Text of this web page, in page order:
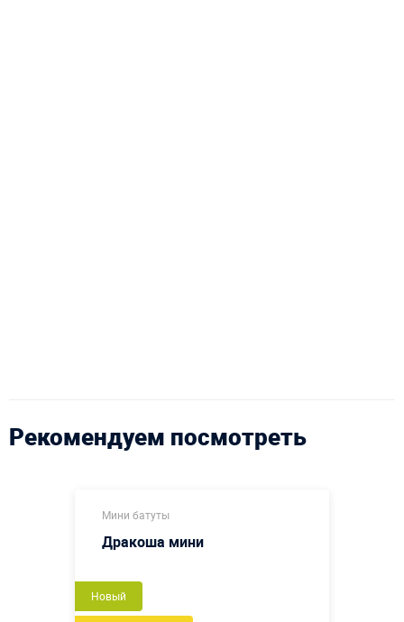
Рекомендуем посмотреть
Мини батуты
Дракоша мини
Новый